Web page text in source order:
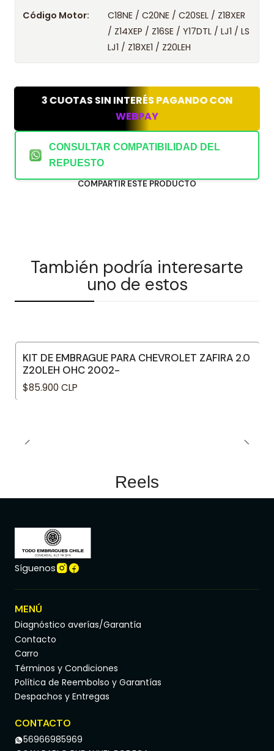
Código Motor:
C18NE / C20NE / C20SEL / Z18XER
/ Z14XEP / Z16SE / Y17DTL / LJ1 / LS
LJ1 / Z18XE1 / Z20LEH
3 CUOTAS SIN INTERÉS PAGANDO CON
WEBPAY
CONSULTAR COMPATIBILIDAD DEL
REPUESTO
COMPARTIR ESTE PRODUCTO
También podría interesarte
uno de estos
KIT DE EMBRAGUE PARA CHEVROLET ZAFIRA 2.0
Z20LEH OHC 2002-
$85.900 CLP
Reels
Síguenos
MENÚ
Diagnóstico averías/Garantía
Contacto
Carro
Términos y Condiciones
Política de Reembolso y Garantías
Despachos y Entregas
CONTACTO
56966985969